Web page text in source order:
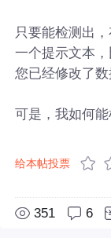
只要能检测出
一个提示文本，
您已经修改了
可是，我如何
给本帖投票
351 6